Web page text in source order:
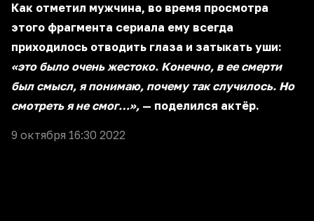
Как отметил мужчина, во время просмотра
этого фрагмента сериала ему всегда
приходилось отводить глаза и затыкать уши:
«это было очень жестоко. Конечно, в ее смерти
был смысл, я понимаю, почему так случилось. Но
смотреть я не смог…», — поделился актёр.
9 октября 16:30 2022